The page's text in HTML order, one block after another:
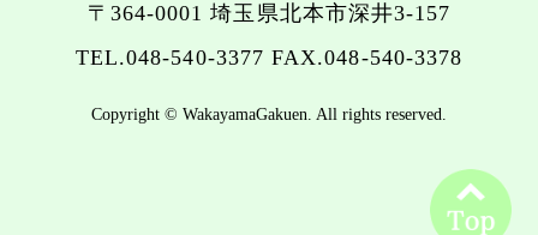
〒364-0001 埼玉県北本市深井3-157
TEL.048-540-3377 FAX.048-540-3378
Copyright © WakayamaGakuen. All rights reserved.